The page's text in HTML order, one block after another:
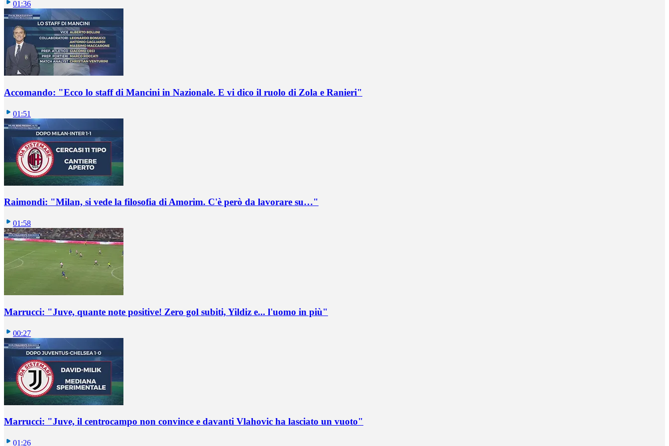
01:36
Accomando: "Ecco lo staff di Mancini in Nazionale. E vi dico il ruolo di Zola e Ranieri"
01:51
Raimondi: "Milan, si vede la filosofia di Amorim. C'è però da lavorare su…"
01:58
Marrucci: "Juve, quante note positive! Zero gol subiti, Yildiz e... l'uomo in più"
00:27
Marrucci: "Juve, il centrocampo non convince e davanti Vlahovic ha lasciato un vuoto"
01:26